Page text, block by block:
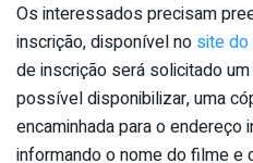
Os interessados precisam
inscrição, disponível no site
de inscrição será solicitado
possível disponibilizar, uma
encaminhada para o endereço
informando o nome do filme